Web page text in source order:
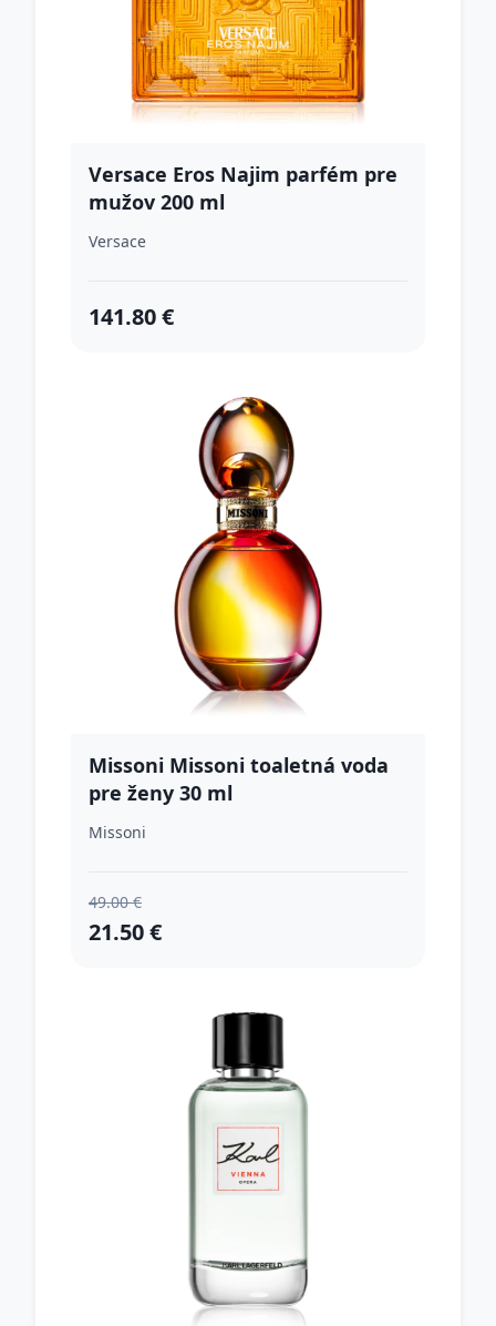
Versace Eros Najim parfém pre
mužov 200 ml
Versace
141.80 €
Missoni Missoni toaletná voda
pre ženy 30 ml
Missoni
49.00 €
21.50 €